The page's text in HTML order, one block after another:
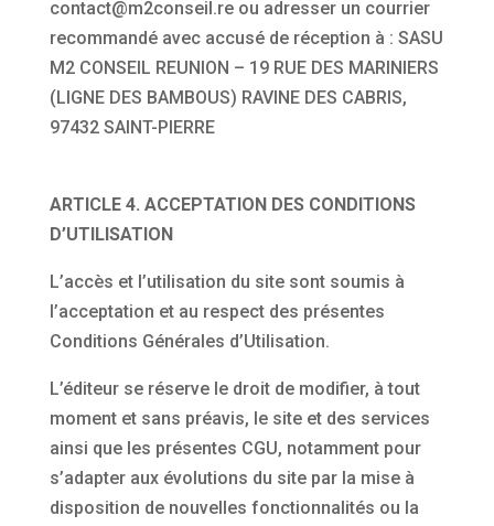
contact@m2conseil.re ou adresser un courrier
recommandé avec accusé de réception à : SASU
M2 CONSEIL REUNION – 19 RUE DES MARINIERS
(LIGNE DES BAMBOUS) RAVINE DES CABRIS,
97432 SAINT-PIERRE
ARTICLE 4. ACCEPTATION DES CONDITIONS
D’UTILISATION
L’accès et l’utilisation du site sont soumis à
l’acceptation et au respect des présentes
Conditions Générales d’Utilisation.
L’éditeur se réserve le droit de modifier, à tout
moment et sans préavis, le site et des services
ainsi que les présentes CGU, notamment pour
s’adapter aux évolutions du site par la mise à
disposition de nouvelles fonctionnalités ou la